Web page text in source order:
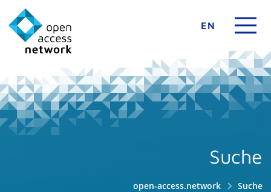
EN
Suche
open-access.network Suche